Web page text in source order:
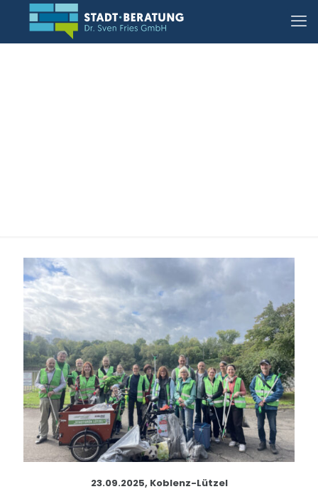
23.09.2025, Koblenz-Lützel